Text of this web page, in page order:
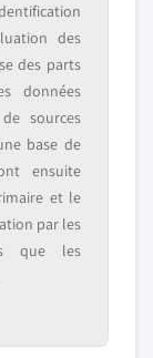
des
des parts
données
sources
base de
ensuite
et le
par les
que les